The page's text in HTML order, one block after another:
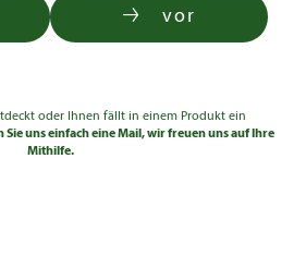
vor
oder Ihnen fällt in einem Produkt ein
Sie uns einfach eine Mail, wir freuen uns auf Ihre
Mithilfe.